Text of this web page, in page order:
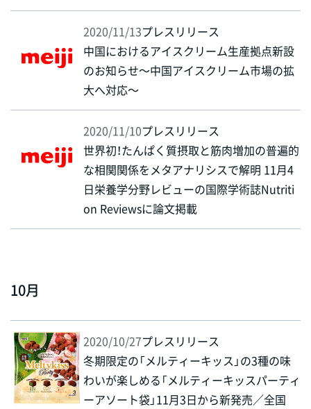
2020/11/13プレスリリース
中国におけるアイスクリーム生産拠点新設
のお知らせ～中国アイスクリーム市場の拡
大へ対応～
2020/11/10プレスリリース
世界初！たんぱく質摂取と筋肉増加の普遍的
な相関関係をメタアナリシスで解明 11月4
日栄養学分野レビューの国際学術誌Nutriti
on Reviewsに論文掲載
10月
2020/10/27プレスリリース
冬期限定の「メルティーキッス」の3種の味
わいが楽しめる「メルティーキッスパーティ
ーアソート袋」11月3日から新発売／全国